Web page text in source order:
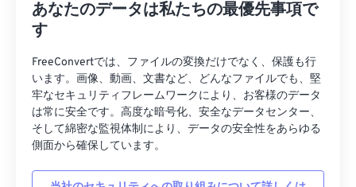
あなたのデータは私たちの最優先事項で
す
FreeConvertでは、ファイルの変換だけでなく、保護も行
います。画像、動画、文書など、どんなファイルでも、堅
牢なセキュリティフレームワークにより、お客様のデータ
は常に安全です。高度な暗号化、安全なデータセンター、
そして綿密な監視体制により、データの安全性をあらゆる
側面から確保しています。